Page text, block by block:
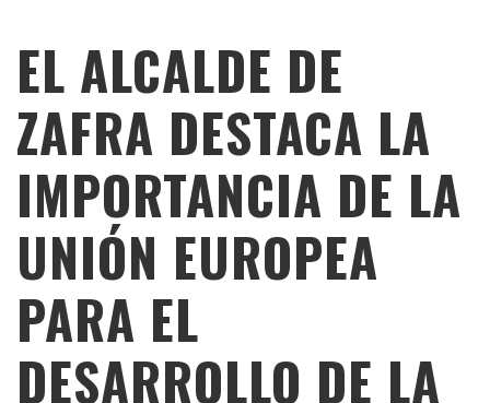
EL ALCALDE DE
ZAFRA DESTACA LA
IMPORTANCIA DE LA
UNIÓN EUROPEA
PARA EL
DESARROLLO DE LA